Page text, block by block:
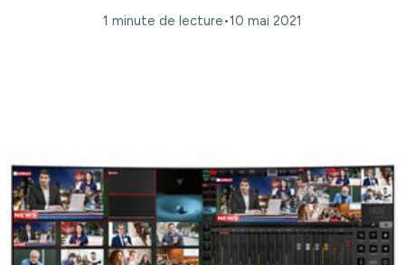
1 minute de lecture•10 mai 2021